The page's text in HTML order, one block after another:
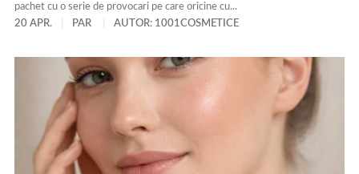
pachet cu o serie de provocari pe care oricine cu...
20 APR.
PAR AUTOR: 1001COSMETICE